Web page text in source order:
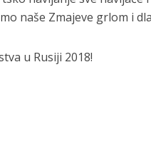
naše Zmajeve grlom i
u Rusiji 2018!